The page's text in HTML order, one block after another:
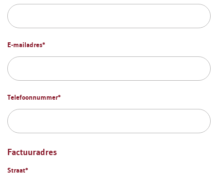
E-mailadres*
Telefoonnummer*
Factuuradres
Straat*